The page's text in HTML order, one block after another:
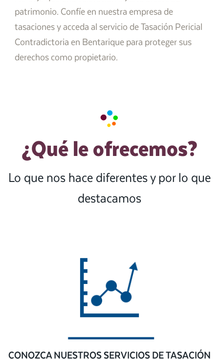
patrimonio. Confíe en nuestra empresa de
tasaciones y acceda al servicio de Tasación Pericial
Contradictoria en Bentarique para proteger sus
derechos como propietario.
¿Qué le ofrecemos?
Lo que nos hace diferentes y por lo que
destacamos
CONOZCA NUESTROS SERVICIOS DE TASACIÓN